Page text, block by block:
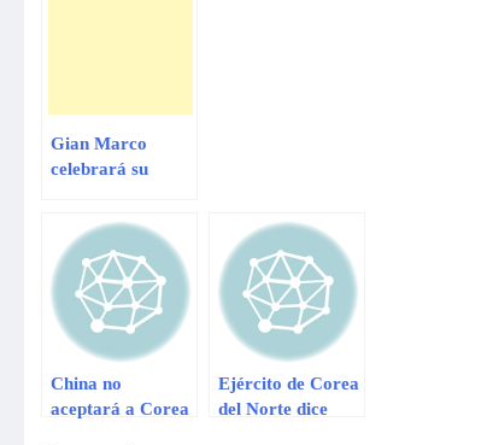
Gian Marco
celebrará su
Lima Norte
China no
aceptará a Corea
Ejército de Corea
del Norte dice